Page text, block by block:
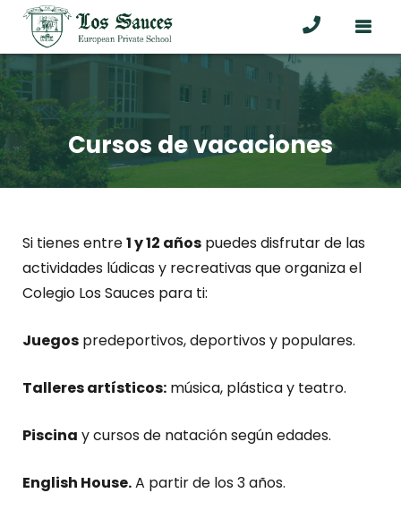
Cursos de vacaciones
Si tienes entre1 y 12 años puedes disfrutar de las
actividades lúdicas y recreativas que organiza el
Colegio Los Sauces para ti:
Juegos predeportivos, deportivos y populares.
Talleres artísticos: música, plástica y teatro.
Piscina y cursos de natación según edades.
English House.A partir de los 3 años.